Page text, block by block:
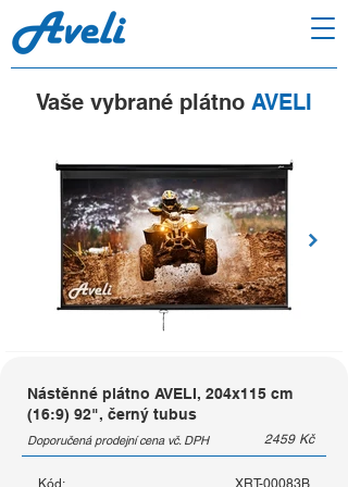
Vaše vybrané plátno AVELI
Nástěnné plátno AVELI, 204x115 cm
(16:9) 92", černý tubus
Doporučená prodejní cena vč. DPH 2459 Kč
Kód: XRT-00083B